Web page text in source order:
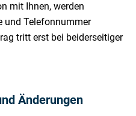
mit Ihnen, werden
und Telefonnummer
tritt erst bei beiderseitiger
Änderungen